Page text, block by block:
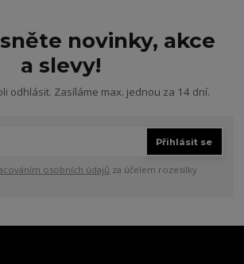
novinky, akce
a slevy!
odhlásit. Zasíláme max. jednou za 14 dní.
Přihlásit se
osobních údajů za účelem rozesílky